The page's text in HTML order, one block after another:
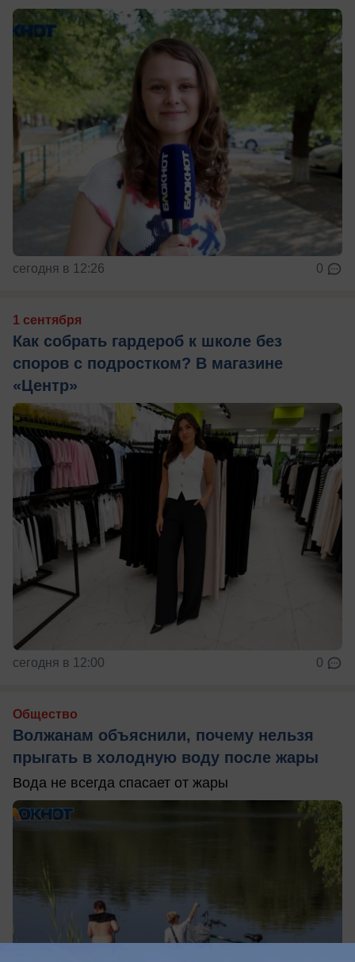
сегодня в 12:26 0
1 сентября
Как собрать гардероб к школе без
споров с подростком? В магазине
«Центр»
сегодня в 12:00 0
Общество
Волжанам объяснили, почему нельзя
прыгать в холодную воду после жары
Вода не всегда спасает от жары